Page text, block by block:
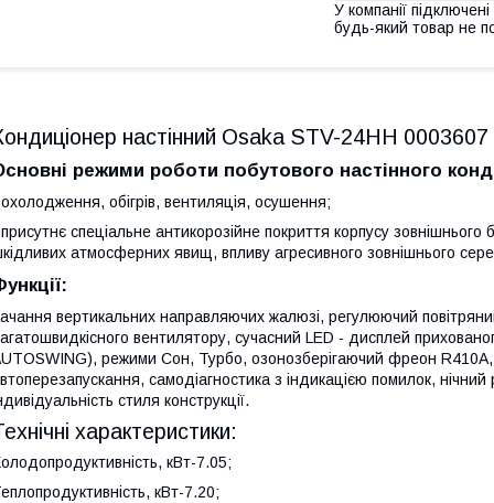
У компанії
будь-який товар не
настінний Osaka STV-24HH 0003607
режими роботи побутового настінного
обігрів, вентиляція, осушення;
спеціальне антикорозійне покриття корпусу
атмосферних явищ, впливу агресивного зовнішнього
вертикальних направляючих жалюзі, регулюючий
вентилятору, сучасний LED - дисплей
режими Сон, Турбо, озонозберігаючий фреон
самодіагностика з індикацією помилок,
стиля конструкції.
характеристики:
кВт-7.05;
кВт-7.20;